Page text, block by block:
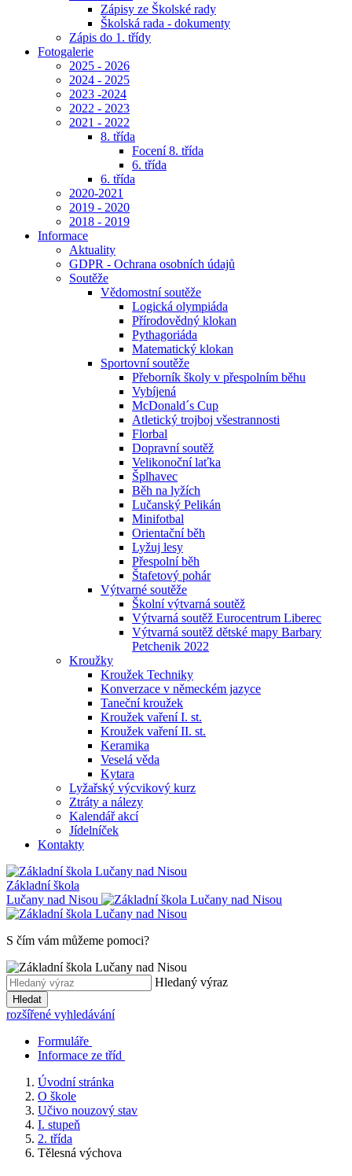
Zápisy ze Školské rady
Školská rada - dokumenty
Zápis do 1. třídy
Fotogalerie
2025 - 2026
2024 - 2025
2023 -2024
2022 - 2023
2021 - 2022
8. třída
Focení 8. třída
6. třída
6. třída
2020-2021
2019 - 2020
2018 - 2019
Informace
Aktuality
GDPR - Ochrana osobních údajů
Soutěže
Vědomostní soutěže
Logická olympiáda
Přírodovědný klokan
Pythagoriáda
Matematický klokan
Sportovní soutěže
Přeborník školy v přespolním běhu
Vybíjená
McDonald´s Cup
Atletický trojboj všestrannosti
Florbal
Dopravní soutěž
Velikonoční laťka
Šplhavec
Běh na lyžích
Lučanský Pelikán
Minifotbal
Orientační běh
Lyžuj lesy
Přespolní běh
Štafetový pohár
Výtvarné soutěže
Školní výtvarná soutěž
Výtvarná soutěž Eurocentrum Liberec
Výtvarná soutěž dětské mapy Barbary
Petchenik 2022
Kroužky
Kroužek Techniky
Konverzace v německém jazyce
Taneční kroužek
Kroužek vaření I. st.
Kroužek vaření II. st.
Keramika
Veselá věda
Kytara
Lyžařský výcvikový kurz
Ztráty a nálezy
Kalendář akcí
Jídelníček
Kontakty
Základní škola
Lučany nad Nisou
S čím vám můžeme pomoci?
Hledaný výraz
Hledat
rozšířené vyhledávání
Formuláře
Informace ze tříd
Úvodní stránka
O škole
Učivo nouzový stav
I. stupeň
2. třída
Tělesná výchova